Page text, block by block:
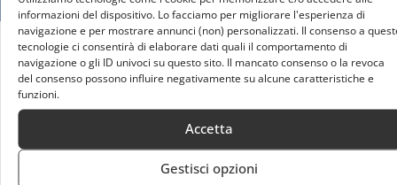
informazioni del dispositivo. Lo facciamo per migliorare l'esperienza di
navigazione e per mostrare annunci (non) personalizzati. Il consenso a
tecnologie ci consentirà di elaborare dati quali il comportamento di
navigazione o gli ID univoci su questo sito. Il mancato consenso o la revoca
del consenso possono influire negativamente su alcune caratteristiche e
funzioni.
Accetta
Gestisci opzioni
Home
Preparazione atletica Milano, cresce la domanda
di allenamento personalizzato